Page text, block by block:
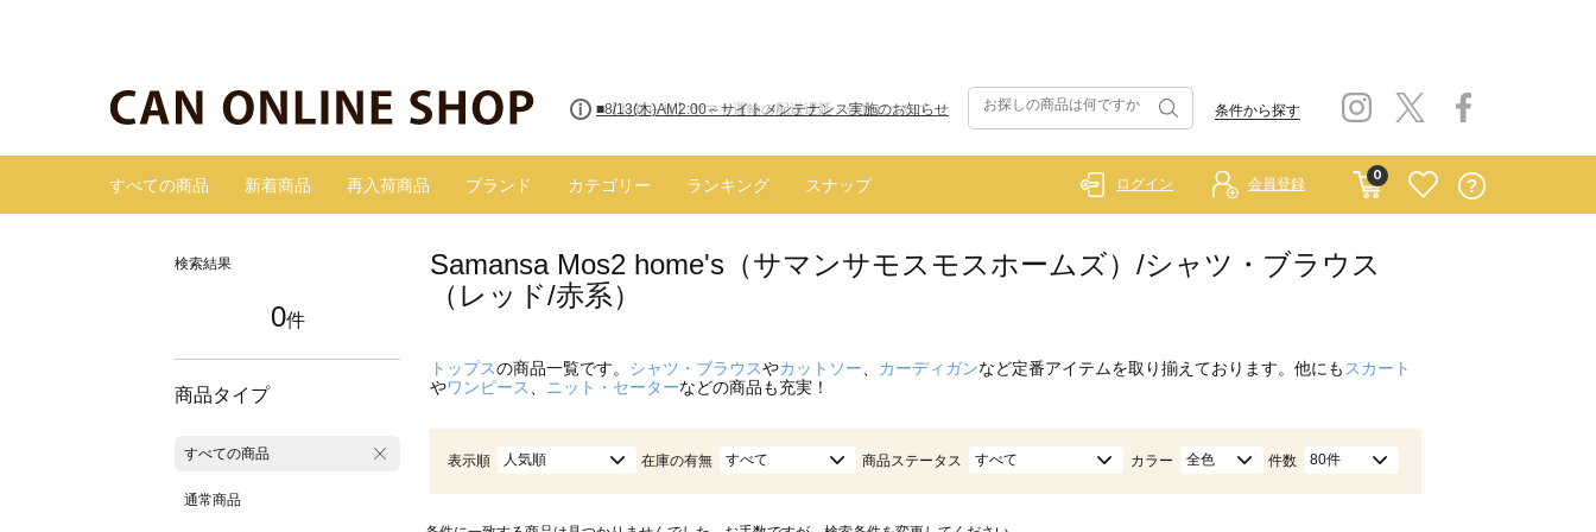
■8/13(木)AM2:00～サイトメンテナンス実施のお知らせ 条件から探す
すべての商品 新着商品 再入荷商品 ブランド カテゴリー ランキング スナップ
0
ログイン 会員登録
検索結果
0件
商品タイプ
すべての商品
通常商品
Samansa Mos2 home's（サマンサモスモスホームズ）/シャツ・ブラウス
（レッド/赤系）
トップスの商品一覧です。 シャツ・ブラウスやカットソー カーディガンなど定番アイテムを取り揃えております。他にも スカート
やワンピース ニット・セーターなどの商品も充実！
表示順 人気順 在庫の有無 すべて 商品ステータス すべて カラー 全色 件数 80件